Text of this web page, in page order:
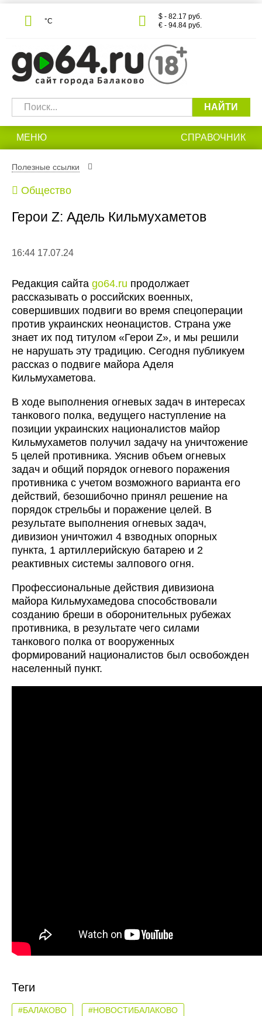
°С
$ - 82.17 руб.
€ - 94.84 руб.
НАЙТИ
МЕНЮ СПРАВОЧНИК
Полезные ссылки
Общество
Герои Z: Адель Кильмухаметов
16:44 17.07.24
Редакция сайта go64.ru продолжает
рассказывать о российских военных,
совершивших подвиги во время спецоперации
против украинских неонацистов. Страна уже
знает их под титулом «Герои Z», и мы решили
не нарушать эту традицию. Сегодня публикуем
рассказ о подвиге майора Аделя
Кильмухаметова.
В ходе выполнения огневых задач в интересах
танкового полка, ведущего наступление на
позиции украинских националистов майор
Кильмухаметов получил задачу на уничтожение
5 целей противника. Уяснив объем огневых
задач и общий порядок огневого поражения
противника с учетом возможного варианта его
действий, безошибочно принял решение на
порядок стрельбы и поражение целей. В
результате выполнения огневых задач,
дивизион уничтожил 4 взводных опорных
пункта, 1 артиллерийскую батарею и 2
реактивных системы залпового огня.
Профессиональные действия дивизиона
майора Кильмухамедова способствовали
созданию бреши в оборонительных рубежах
противника, в результате чего силами
танкового полка от вооруженных
формирований националистов был освобожден
населенный пункт.
Теги
#БАЛАКОВО #НОВОСТИБАЛАКОВО